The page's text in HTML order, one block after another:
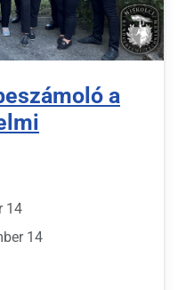
a
14
14